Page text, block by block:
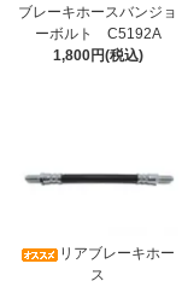
ブレーキホースバンジョ
ーボルト C5192A
1,800円(税込)
リアブレーキホー
ス